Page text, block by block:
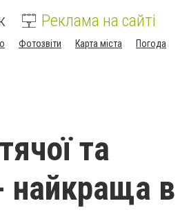
Реклама на сайті
Фотозвіти Карта міста Погода
та
найкраща в